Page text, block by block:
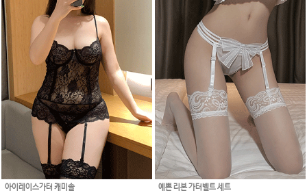
아이레이스가터 캐미솔 예쁜 리본 가터벨트 세트